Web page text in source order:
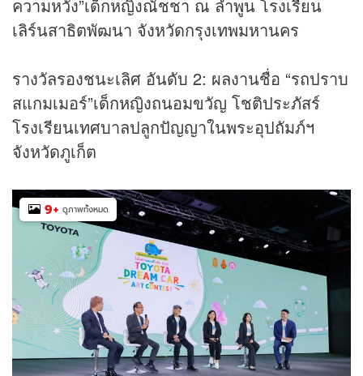
ความหวัง”เด็กหญิงณัชชา ณ ลำพูน โรงเรียน
เลิร์นสาธิตพัฒนา จังหวัดกรุงเทพมหานคร
รางวัลรองชนะเลิศ อันดับ 2: ผลงานชื่อ “รถปราบ
สแกมเมอร์”เด็กหญิงถนอมขวัญ โชติประภัสร์
โรงเรียนเทศบาลปลูกปัญญาในพระอุปถัมภ์ฯ
จังหวัดภูเก็ต
9+ ดูภาพทั้งหมด